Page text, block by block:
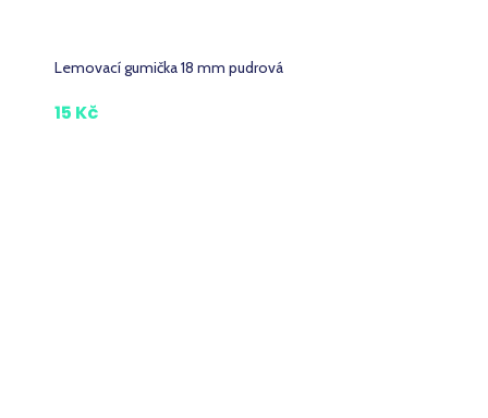
Lemovací gumička 18 mm pudrová
15 Kč